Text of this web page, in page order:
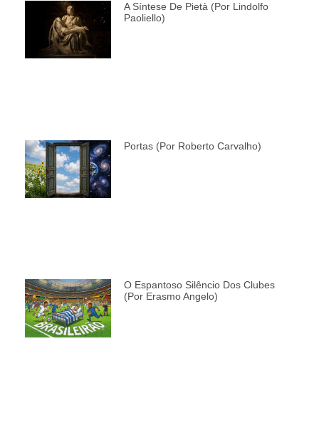
A Síntese De Pietà (por Lindolfo
Paoliello)
Portas (por Roberto Carvalho)
O Espantoso Silêncio Dos Clubes
(por Erasmo Angelo)